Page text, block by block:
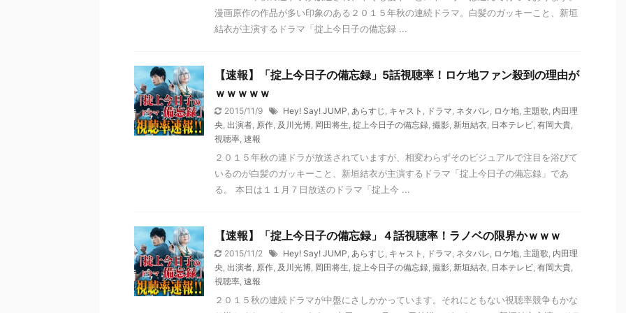
漫画原作の作品が多い印象のある２０１５年秋の連続ドラマ。白髪のガッキーこと、新垣
結衣が主演するドラマ「掟上今日子の備忘録 ...
【速報】「掟上今日子の備忘録」5話視聴率！ロケ地ファン殺到の理由が
ｗｗｗｗｗ
2015/11/9 Hey! Say! JUMP, あらすじ , キャスト , ドラマ, ネタバレ, ロケ地, 主題歌, 内田理
央, 出演者, 原作, 及川光博, 岡田将生, 掟上今日子の備忘録, 撮影, 新垣結衣, 日本テレビ, 有岡大貴,
視聴率, 速報
２０１５年秋の連ドラが放送されていますが、相変わらずそのビジュアルで注目を浴びて
いるのが白髪のガッキーこと、新垣結衣が主演するドラマ「掟上今日子の備忘録」であ
る。 本日は１１月７日放送のドラマ「掟上今 ...
【速報】「掟上今日子の備忘録」４話視聴率！ラノベの限界かｗｗｗ
2015/11/2 Hey! Say! JUMP, あらすじ , キャスト , ドラマ, ネタバレ, ロケ地, 主題歌, 内田理
央, 出演者, 原作, 及川光博, 岡田将生, 掟上今日子の備忘録, 撮影, 新垣結衣, 日本テレビ, 有岡大貴,
視聴率, 速報
２０１５秋の連続ドラマが中盤にさしかかっています。それにともない視聴率競争もかな